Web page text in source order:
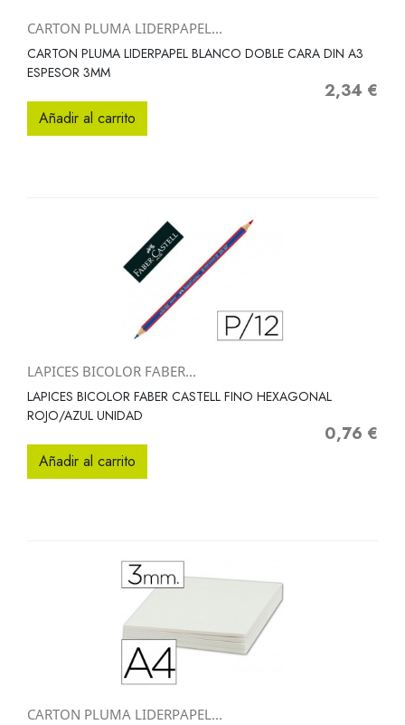
CARTON PLUMA LIDERPAPEL...
CARTON PLUMA LIDERPAPEL BLANCO DOBLE CARA DIN A3
ESPESOR 3MM
Precio
2,34 €
Añadir al carrito
LAPICES BICOLOR FABER...
LAPICES BICOLOR FABER CASTELL FINO HEXAGONAL
ROJO/AZUL UNIDAD
Precio
0,76 €
Añadir al carrito
CARTON PLUMA LIDERPAPEL...